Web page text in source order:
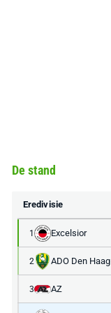
De stand
Eredivisie
1 Excelsior
2 ADO Den Haag
3 AZ